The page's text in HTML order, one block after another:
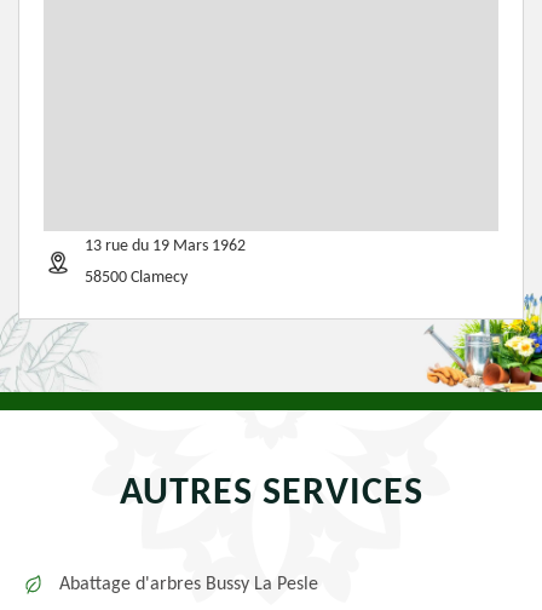
13 rue du 19 Mars 1962
58500 Clamecy
AUTRES SERVICES
Abattage d'arbres Bussy La Pesle